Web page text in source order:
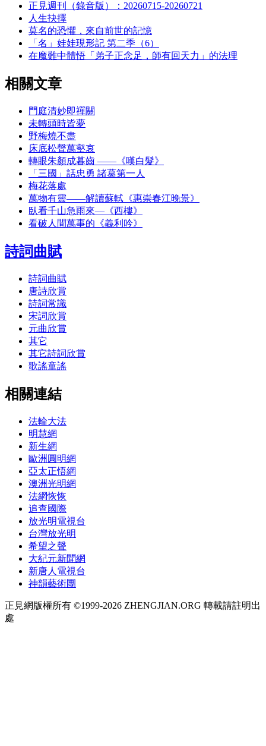
正見週刊（錄音版）：20260715-20260721
人生抉擇
莫名的恐懼，來自前世的記憶
「名」娃娃現形記 第二季（6）
在魔難中體悟「弟子正念足，師有回天力」的法理
相關文章
門庭清妙即禪關
未轉頭時皆夢
野梅燒不盡
床底松聲萬壑哀
轉眼朱顏成暮齒 ——《嘆白髮》
「三國」話忠勇 諸葛第一人
梅花落處
萬物有靈——解讀蘇軾《惠崇春江晚景》
臥看千山急雨來—《西樓》
看破人間萬事的《義利吟》
詩詞曲賦
詩詞曲賦
唐詩欣賞
詩詞常識
宋詞欣賞
元曲欣賞
其它
其它詩詞欣賞
歌謠童謠
相關連結
法輪大法
明慧網
新生網
歐洲圓明網
亞太正悟網
澳洲光明網
法網恢恢
追查國際
放光明電視台
台灣放光明
希望之聲
大紀元新聞網
新唐人電視台
神韻藝術團
正見網版權所有 ©1999-2026 ZHENGJIAN.ORG 轉載請註明出
處